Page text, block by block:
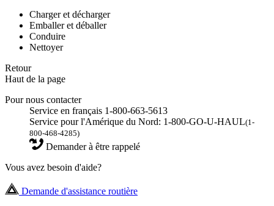
Charger et décharger
Emballer et déballer
Conduire
Nettoyer
Retour
Haut de la page
Pour nous contacter
Service en français 1-800-663-5613
Service pour l'Amérique du Nord: 1-800-GO-U-HAUL(1-
800-468-4285)
Demander à être rappelé
Vous avez besoin d'aide?
Demande d'assistance routière